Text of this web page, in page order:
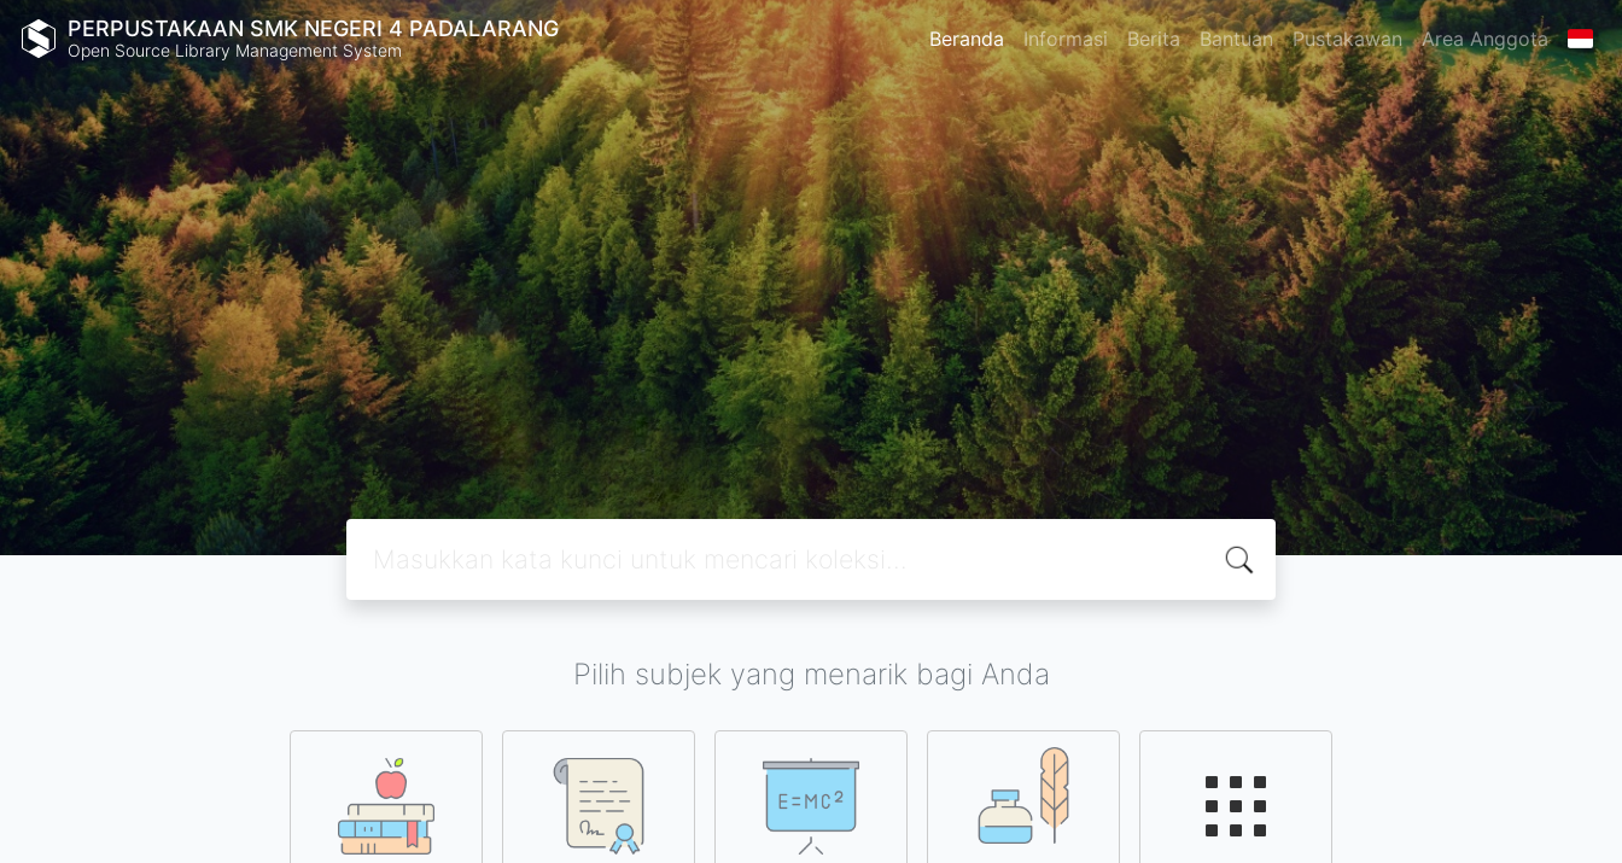
PERPUSTAKAAN SMK NEGERI 4 PADALARANG
Open Source Library Management System Beranda Informasi Berita Bantuan Pustakawan Area Anggota
Pilih subjek yang menarik bagi Anda